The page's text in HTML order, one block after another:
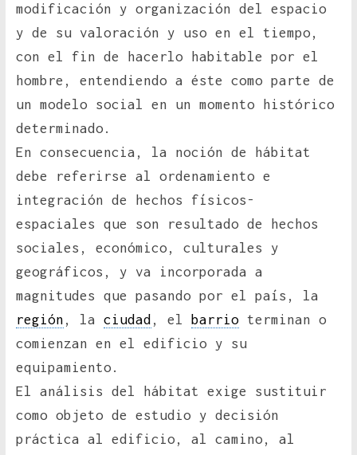
modificación y organización del espacio
y de su valoración y uso en el tiempo,
con el fin de hacerlo habitable por el
hombre, entendiendo a éste como parte de
un modelo social en un momento histórico
determinado.
En consecuencia, la noción de hábitat
debe referirse al ordenamiento e
integración de hechos físicos-
espaciales que son resultado de hechos
sociales, económico, culturales y
geográficos, y va incorporada a
magnitudes que pasando por el país, la
región , la ciudad , el barrioterminan o
comienzan en el edificio y su
equipamiento.
El análisis del hábitat exige sustituir
como objeto de estudio y decisión
práctica al edificio, al camino, al